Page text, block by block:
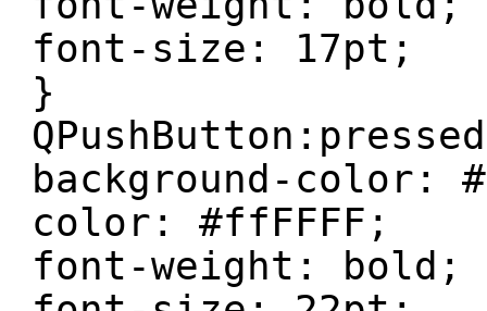
font-size: 17pt;
}
background-color:
color: #ffFFFF;
font-weight: bold;